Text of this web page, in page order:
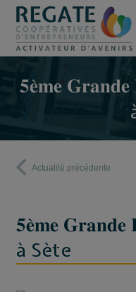
𝟓𝐞̀𝐦𝐞 𝐆𝐫𝐚𝐧𝐝𝐞
Actualité précédente
𝟓𝐞̀𝐦𝐞 𝐆𝐫𝐚𝐧𝐝𝐞
à Sète